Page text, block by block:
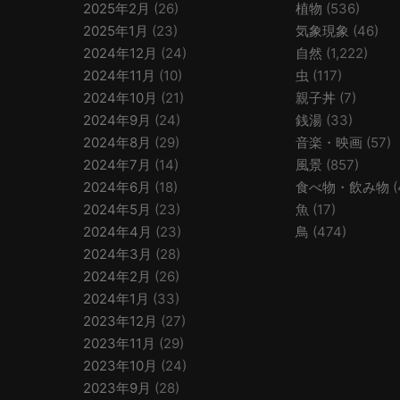
2025年2月 (26)
2025年1月 (23)
2024年12月 (24)
2024年11月 (10)
2024年10月 (21)
2024年9月 (24)
2024年8月 (29)
2024年7月 (14)
2024年6月 (18)
2024年5月 (23)
2024年4月 (23)
2024年3月 (28)
2024年2月 (26)
2024年1月 (33)
2023年12月 (27)
2023年11月 (29)
2023年10月 (24)
2023年9月 (28)
植物 (536)
気象現象 (46)
自然 (1,222)
虫 (117)
親子丼 (7)
銭湯 (33)
音楽・映画 (57)
風景 (857)
食べ物・飲み物
魚 (17)
鳥 (474)